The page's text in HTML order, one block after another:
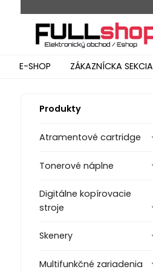
E-SHOP ZÁKAZNÍCKA SEKCIA
Produkty
Atramentové cartridge
Tonerové náplne
Digitálne kopírovacie
stroje
Skenery
Multifunkčné zariadenia